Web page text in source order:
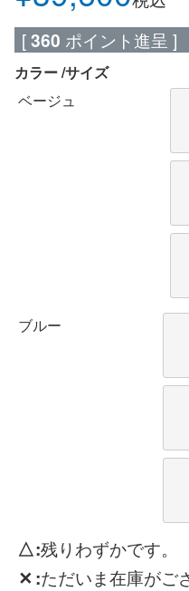
[360 ポイント進呈 ]
カラー サイズ
ベージュ
ブルー
△ 残りわずかです。
✕ ただいま在庫がご